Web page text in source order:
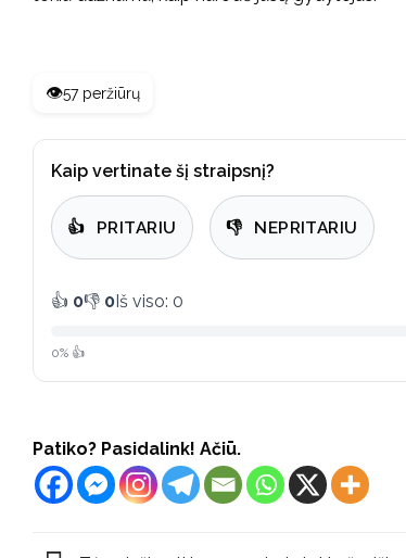
👁️57 peržiūrų
Kaip vertinate šį straipsnį?
👍 PRITARIU 👎 NEPRITARIU
👍 0👎 0Iš viso: 0
0% 👍
Patiko? Pasidalink! Ačiū.